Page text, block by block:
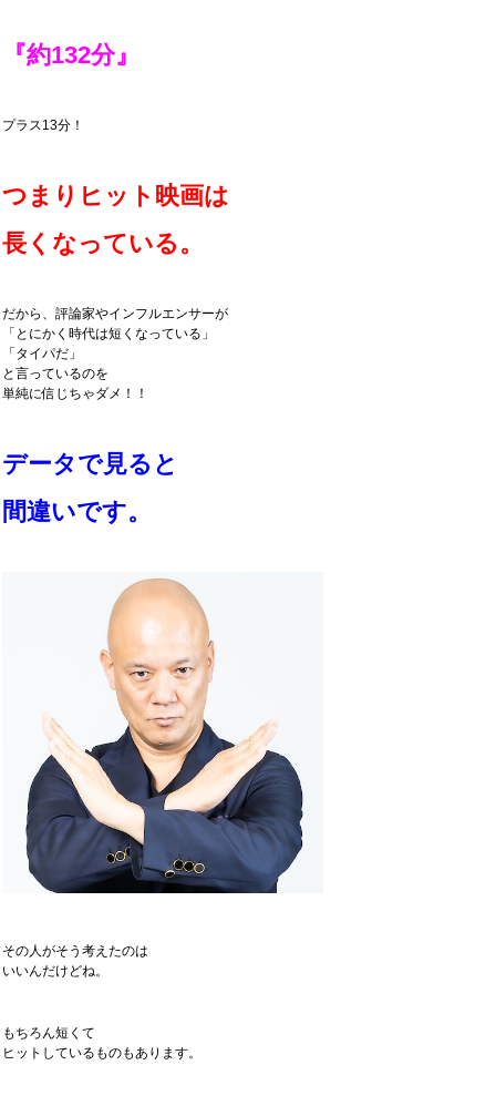
『約132分』
プラス13分！
つまりヒット映画は
長くなっている。
だから、評論家やインフルエンサーが
「とにかく時代は短くなっている」
「タイパだ」
と言っているのを
単純に信じちゃダメ！！
データで見ると
間違いです。
その人がそう考えたのは
いいんだけどね。
もちろん短くて
ヒットしているものもあります。